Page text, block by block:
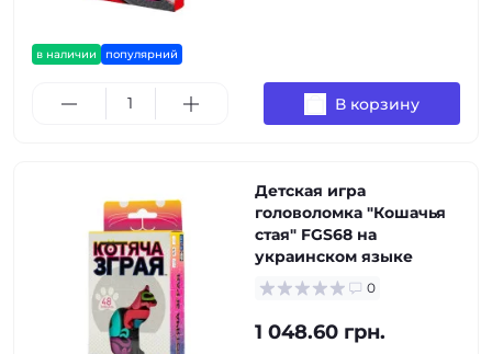
в наличии популярний
В корзину
Детская игра
головоломка "Кошачья
стая" FGS68 на
украинском языке
0
1 048.60 грн.